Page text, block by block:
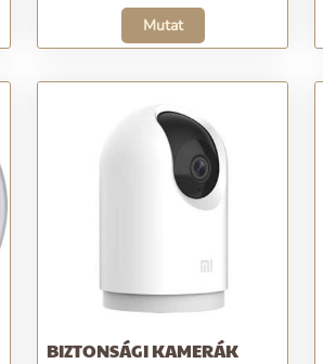
Mutat
BIZTONSÁGI KAMERÁK